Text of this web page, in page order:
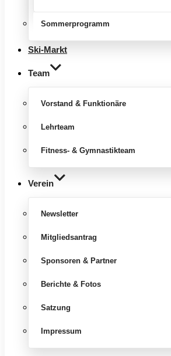
Sommerprogramm
Ski-Markt
Team
Vorstand & Funktionäre
Lehrteam
Fitness- & Gymnastikteam
Verein
Newsletter
Mitgliedsantrag
Sponsoren & Partner
Berichte & Fotos
Satzung
Impressum